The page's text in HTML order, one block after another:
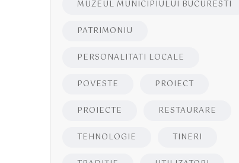
MUZEUL MUNICIPIULUI BUCURESTI
PATRIMONIU
PERSONALITATI LOCALE
POVESTE PROIECT
PROIECTE RESTAURARE
TEHNOLOGIE TINERI